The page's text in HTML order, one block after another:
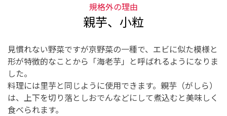
規格外の理由
親芋、小粒
見慣れない野菜ですが京野菜の一種で、エビに似た模様と
形が特徴的なことから「海老芋」と呼ばれるようになりま
した。
料理には里芋と同じように使用できます。親芋（がしら）
は、上下を切り落としおでんなどにして煮込むと美味しく
食べられます。